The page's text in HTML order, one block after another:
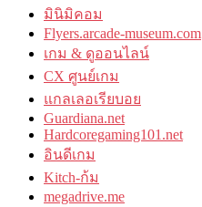
มินิมิคอม
Flyers.arcade-museum.com
เกม & ดูออนไลน์
CX ศูนย์เกม
แกลเลอเรียบอย
Guardiana.net
Hardcoregaming101.net
อินดีเกม
Kitch-ก้ม
megadrive.me